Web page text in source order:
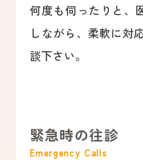
何度も伺ったりと、
しながら、柔軟に対
談下さい。
緊急時の往診
Emergency Calls